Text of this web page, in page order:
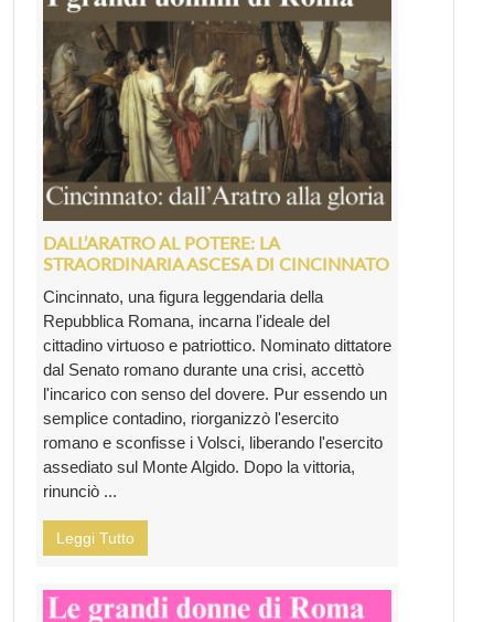
DALL’ARATRO AL POTERE: LA
STRAORDINARIA ASCESA DI CINCINNATO
Cincinnato, una figura leggendaria della
Repubblica Romana, incarna l'ideale del
cittadino virtuoso e patriottico. Nominato dittatore
dal Senato romano durante una crisi, accettò
l'incarico con senso del dovere. Pur essendo un
semplice contadino, riorganizzò l'esercito
romano e sconfisse i Volsci, liberando l'esercito
assediato sul Monte Algido. Dopo la vittoria,
rinunciò ...
Leggi Tutto